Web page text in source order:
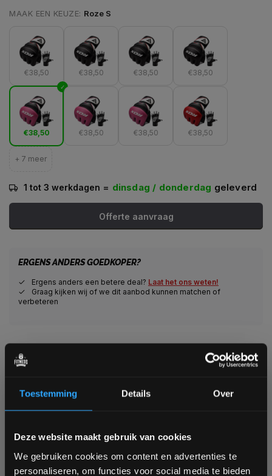
Toestemming Details Over
Deze website maakt gebruik van cookies
We gebruiken cookies om content en advertenties te
personaliseren, om functies voor social media te bieden
MAAK EEN KEUZE: Roze S
€38,50 €38,50 €38,50 €38,50
€38,50 €38,50 €38,50 €38,50
+ 7 meer
1 tot 3 werkdagen = dinsdag / donderdag geleverd
Offerte aanvraag
ERGENS ANDERS GOEDKOPER?
Ergens anders een betere deal? Laat het ons weten!
Graag kijken wij of we dit aanbod kunnen matchen of
verbeteren
Veilig betalen met een grote keuze aan betaalopties
Voor 95% direct uit voorraad geleverd
Professionele kwaliteit voor scherpe prijs
Persoonlijk en deskundig advies op maat
Complete gym inrichting mogelijk
Bam! 5% korting op je volgende